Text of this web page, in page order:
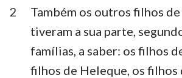
Lamentações Ezequiel
Daniel Oséias
2
Também os outros filhos de
tiveram a sua parte,
famílias, a saber: os filhos
filhos de Heleque, os filhos